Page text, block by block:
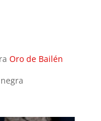
Oro de Bailén